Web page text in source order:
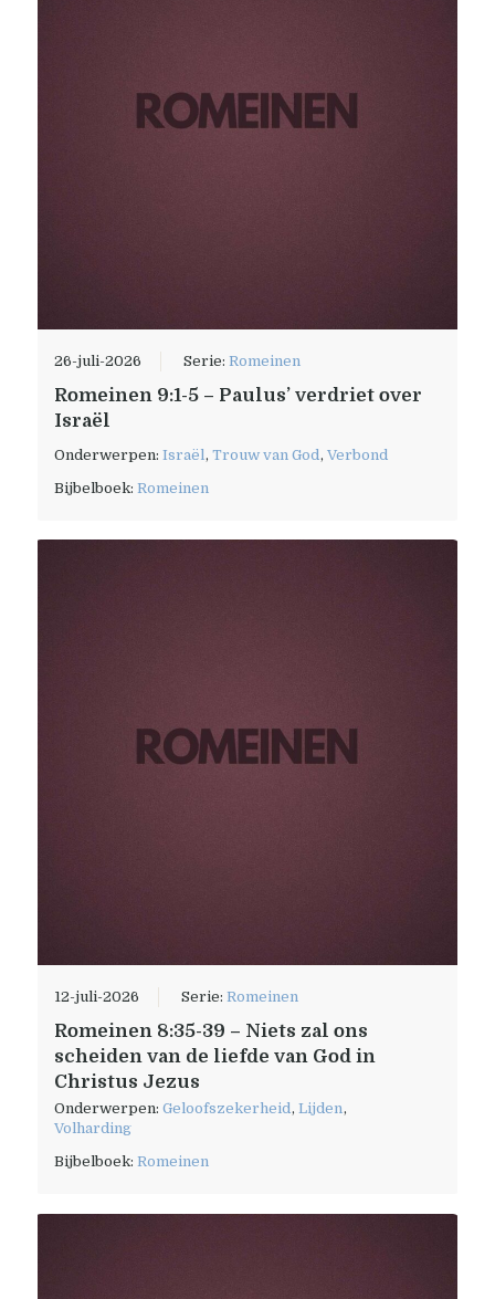
26-juli-2026 Serie:Romeinen
Romeinen 9:1-5 – Paulus’ verdriet over
Israël
Onderwerpen:Israël ,Trouw van God ,Verbond
Bijbelboek:Romeinen
12-juli-2026 Serie:Romeinen
Romeinen 8:35-39 – Niets zal ons
scheiden van de liefde van God in
Christus Jezus
Onderwerpen:Geloofszekerheid,Lijden,
Volharding
Bijbelboek:Romeinen